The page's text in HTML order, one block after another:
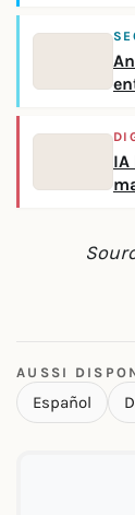
IA
AUSSI
Español